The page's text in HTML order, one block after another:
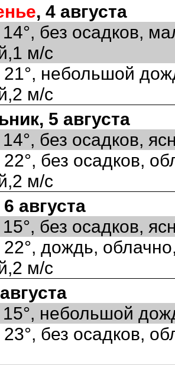
, 4 августа
без осадков,
м/с
небольшой
м/с
5 августа
без осадков,
без осадков,
м/с
августа
без осадков,
дождь,
м/с
небольшой
без осадков,